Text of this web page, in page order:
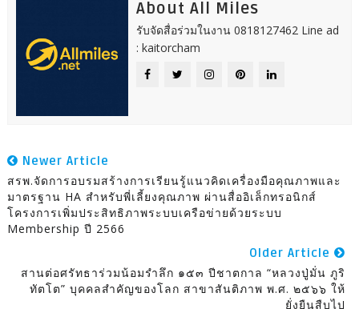
About All Miles
รับจัดสื่อร่วมในงาน 0818127462 Line ad
: kaitorcham
Newer Article
สรพ.จัดการอบรมสร้างการเรียนรู้แนวคิดเครื่องมือคุณภาพและ
มาตรฐาน HA สำหรับพี่เลี้ยงคุณภาพ ผ่านสื่ออิเล็กทรอนิกส์
โครงการเพิ่มประสิทธิภาพระบบเครือข่ายด้วยระบบ
Membership ปี 2566
Older Article
สานต่อศรัทธาร่วมน้อมรำลึก ๑๕๓ ปีชาตกาล “หลวงปู่มั่น ภูริ
ทัตโต” บุคคลสำคัญของโลก สาขาสันติภาพ พ.ศ. ๒๕๖๖ ให้
ยั่งยืนสืบไป